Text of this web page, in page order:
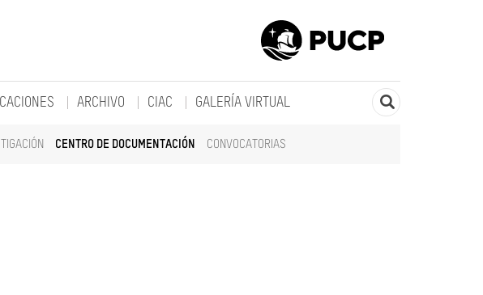
CENTRO DE DOCUMENTACIÓN CONVOCATORIAS
ARCHIVO CIAC GALERÍA VIRTUAL